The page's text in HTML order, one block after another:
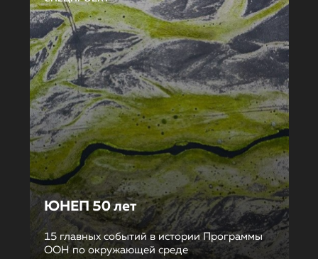
ЮНЕП 50 лет
15 главных событий в истории Программы
ООН по окружающей среде